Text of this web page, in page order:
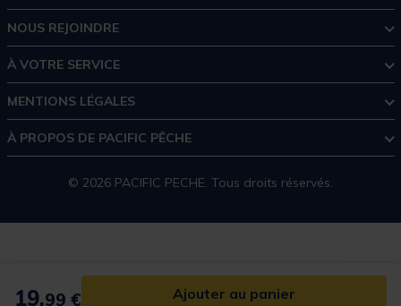
19,99 € Ajouter au panier
NOUS REJOINDRE
À VOTRE SERVICE
MENTIONS LÉGALES
À PROPOS DE PACIFIC PÊCHE
© 2026 PACIFIC PECHE. Tous droits réservés.